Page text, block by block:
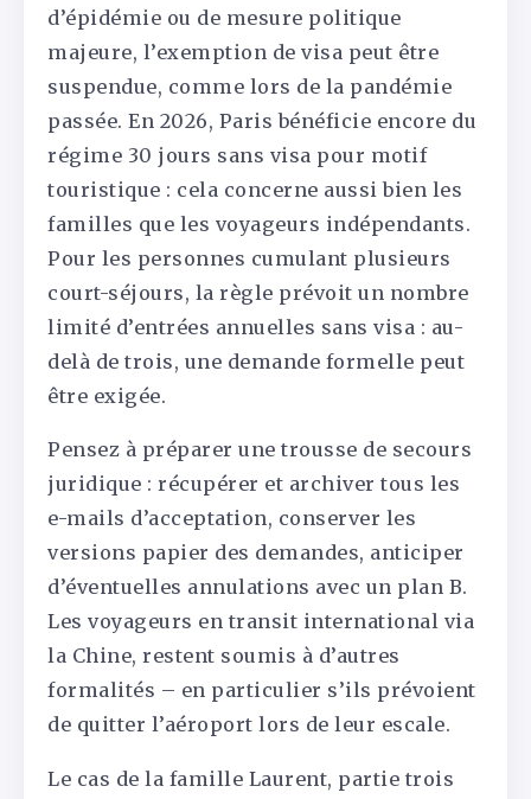
d’épidémie ou de mesure politique
majeure, l’exemption de visa peut être
suspendue, comme lors de la pandémie
passée. En 2026, Paris bénéficie encore du
régime 30 jours sans visa pour motif
touristique : cela concerne aussi bien les
familles que les voyageurs indépendants.
Pour les personnes cumulant plusieurs
court-séjours, la règle prévoit un nombre
limité d’entrées annuelles sans visa : au-
delà de trois, une demande formelle peut
être exigée.
Pensez à préparer une trousse de secours
juridique : récupérer et archiver tous les
e-mails d’acceptation, conserver les
versions papier des demandes, anticiper
d’éventuelles annulations avec un plan B.
Les voyageurs en transit international via
la Chine, restent soumis à d’autres
formalités – en particulier s’ils prévoient
de quitter l’aéroport lors de leur escale.
Le cas de la famille Laurent, partie trois